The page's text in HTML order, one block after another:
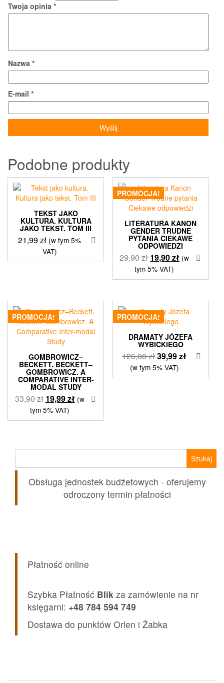
Twoja opinia *
Nazwa *
E-mail *
Podobne produkty
TEKST JAKO
KULTURA. KULTURA
JAKO TEKST. TOM III
21,99zł (w tym 5%
VAT)
PROMOCJA!
LITERATURA KANON
GENDER TRUDNE
PYTANIA CIEKAWE
ODPOWIEDZI
29,90zł Pierwotna
cena
wynosiła:
19,90złAktualna
wynosi:
(w
tym 5% VAT)
PROMOCJA!
GOMBROWICZ–
BECKETT. BECKETT–
GOMBROWICZ. A
COMPARATIVE INTER-
MODAL STUDY
33,90zł Pierwotna
cena
wynosiła:
19,99złAktualna
wynosi:
(w
tym 5% VAT)
PROMOCJA!
DRAMATY JÓZEFA
WYBICKIEGO
126,00złPierwotna
cena
wynosiła:
39,99złAktualna
wynosi:
(w tym 5% VAT)
Obsługa jednostek budżetowych - oferujemy
odroczony termin płatności
Płatność online
Szybka Płatność Blik za zamówienie na nr
księgarni: +48 784 594 749
Dostawa do punktów Orlen i Żabka